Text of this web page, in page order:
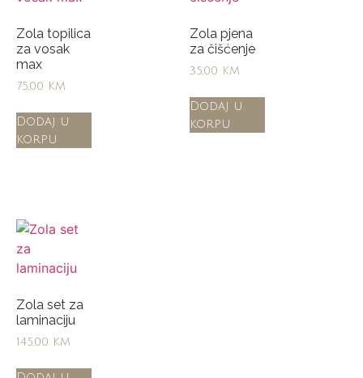
Zola topilica
za vosak
max
75,00 KM
Dodaj u
korpu
Zola pjena
za čišćenje
35,00 KM
Dodaj u
korpu
Zola set za
laminaciju
145,00 KM